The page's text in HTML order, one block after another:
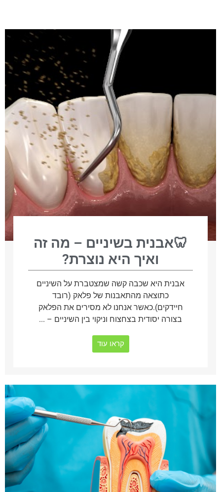
🦷אבנית בשיניים – מה זה
ואיך היא נוצרת?
אבנית היא שכבה קשה שמצטברת על השיניים
כתוצאה מהתאבנות של פלאק (רובד
חיידקים).כאשר אנחנו לא מסירים את הפלאק
בצורה יסודית בצחצוח וניקוי בין השיניים – ...
קראו עוד